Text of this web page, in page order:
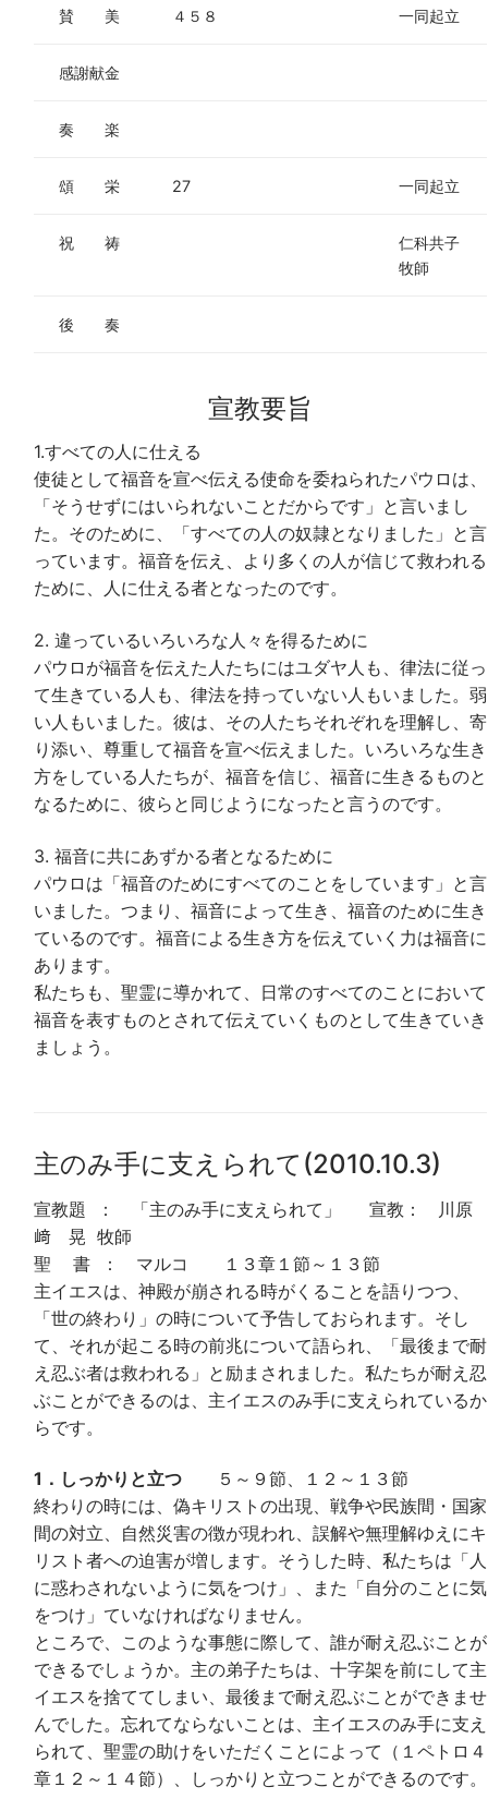
賛 美 ４５８ 一同起立
感謝献金
奏 楽
頌 栄 27 一同起立
祝 祷
仁科共子
牧師
後 奏
宣教要旨
1.すべての人に仕える
使徒として福音を宣べ伝える使命を委ねられたパウロは、
「そうせずにはいられないことだからです」と言いまし
た。そのために、「すべての人の奴隷となりました」と言
っています。福音を伝え、より多くの人が信じて救われる
ために、人に仕える者となったのです。
2. 違っているいろいろな人々を得るために
パウロが福音を伝えた人たちにはユダヤ人も、律法に従っ
て生きている人も、律法を持っていない人もいました。弱
い人もいました。彼は、その人たちそれぞれを理解し、寄
り添い、尊重して福音を宣べ伝えました。いろいろな生き
方をしている人たちが、福音を信じ、福音に生きるものと
なるために、彼らと同じようになったと言うのです。
3. 福音に共にあずかる者となるために
パウロは「福音のためにすべてのことをしています」と言
いました。つまり、福音によって生き、福音のために生き
ているのです。福音による生き方を伝えていく力は福音に
あります。
私たちも、聖霊に導かれて、日常のすべてのことにおいて
福音を表すものとされて伝えていくものとして生きていき
ましょう。
主のみ手に支えられて(2010.10.3)
宣教題 ： 「主のみ手に支えられて」 宣教： 川原
﨑 晃 牧師
聖 書 ： マルコ １３章１節～１３節
主イエスは、神殿が崩される時がくることを語りつつ、
「世の終わり」の時について予告しておられます。そし
て、それが起こる時の前兆について語られ、「最後まで耐
え忍ぶ者は救われる」と励まされました。私たちが耐え忍
ぶことができるのは、主イエスのみ手に支えられているか
らです。
1．しっかりと立つ ５～９節、１２～１３節
終わりの時には、偽キリストの出現、戦争や民族間・国家
間の対立、自然災害の徴が現われ、誤解や無理解ゆえにキ
リスト者への迫害が増します。そうした時、私たちは「人
に惑わされないように気をつけ」、また「自分のことに気
をつけ」ていなければなりません。
ところで、このような事態に際して、誰が耐え忍ぶことが
できるでしょうか。主の弟子たちは、十字架を前にして主
イエスを捨ててしまい、最後まで耐え忍ぶことができませ
んでした。忘れてならないことは、主イエスのみ手に支え
られて、聖霊の助けをいただくことによって（１ペトロ４
章１２～１４節）、しっかりと立つことができるのです。